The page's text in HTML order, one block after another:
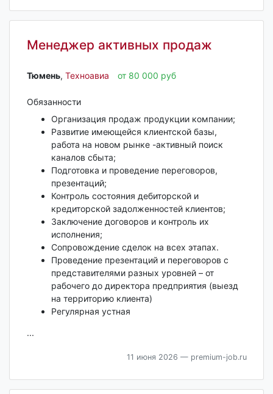
Менеджер активных продаж
Тюмень‎, Техноавиа от 80 000 руб
Обязанности
Организация продаж продукции компании;
Развитие имеющейся клиентской базы,
работа на новом рынке -активный поиск
каналов сбыта;
Подготовка и проведение переговоров,
презентаций;
Контроль состояния дебиторской и
кредиторской задолженностей клиентов;
Заключение договоров и контроль их
исполнения;
Сопровождение сделок на всех этапах.
Проведение презентаций и переговоров с
представителями разных уровней – от
рабочего до директора предприятия (выезд
на территорию клиента)
Регулярная устная
...
11 июня 2026 — premium-job.ru